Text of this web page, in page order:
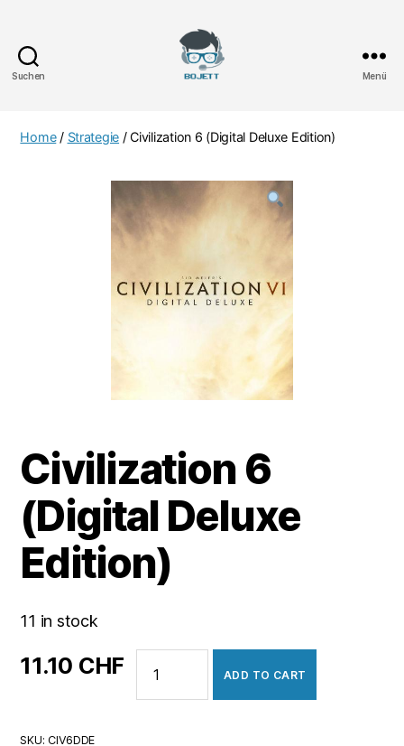
Suchen Menü
Home/ Strategie / Civilization 6 (Digital Deluxe Edition)
Civilization 6
(Digital Deluxe
Edition)
11 in stock
11.10 CHF
(Digital
ADD TO CART
SKU:CIV6DDE